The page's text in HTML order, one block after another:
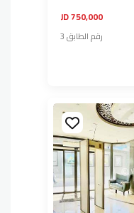
750,000 JD
رقم الطابق 3